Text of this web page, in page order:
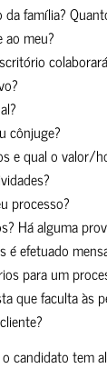
da família?
ao meu?
cônjuge?
e qual o valor/
processo?
Há alguma
é efetuado
para um
que faculta às
candidato tem